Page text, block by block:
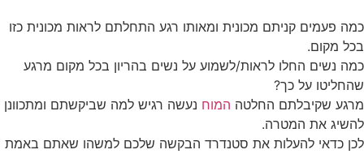
כמה פעמים קניתם מכונית ומאותו רגע התחלתם לראות מכונית כזו
בכל מקום.
כמה נשים החלו לראות/לשמוע על נשים בהריון בכל מקום מרגע
שהחליטו על כך?
מרגע שקיבלתם החלטה המוח נעשה רגיש למה שביקשתם ומתכוונן
להשיג את המטרה.
לכן כדאי להעלות את סטנדרד הבקשה שלכם למשהו שאתם באמת